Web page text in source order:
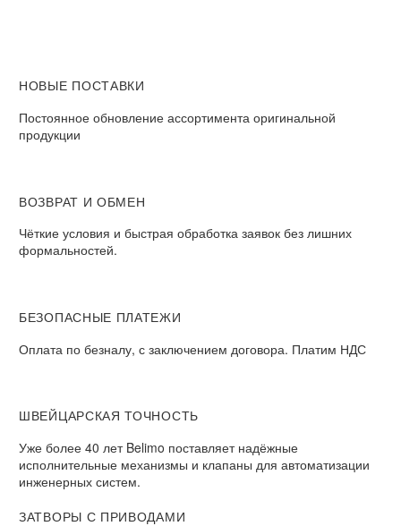
НОВЫЕ ПОСТАВКИ
Постоянное обновление ассортимента оригинальной
продукции
ВОЗВРАТ И ОБМЕН​
Чёткие условия и быстрая обработка заявок без лишних
формальностей.​
БЕЗОПАСНЫЕ ПЛАТЕЖИ​
Оплата по безналу, с заключением договора. Платим НДС​
ШВЕЙЦАРСКАЯ ТОЧНОСТЬ
Уже более 40 лет Belimo поставляет надёжные
исполнительные механизмы и клапаны для автоматизации
инженерных систем.
ЗАТВОРЫ С ПРИВОДАМИ